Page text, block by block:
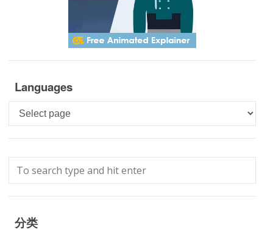
Languages
Languages
分类